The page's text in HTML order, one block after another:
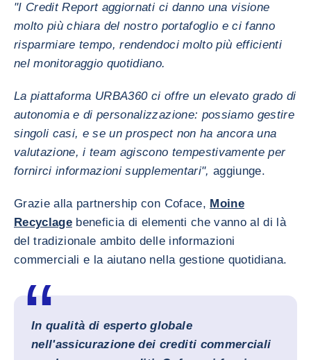
"I Credit Report aggiornati ci danno una visione
molto più chiara del nostro portafoglio e ci fanno
risparmiare tempo, rendendoci molto più efficienti
nel monitoraggio quotidiano.
La piattaforma URBA360 ci offre un elevato grado di
autonomia e di personalizzazione: possiamo gestire
singoli casi, e se un prospect non ha ancora una
valutazione, i team agiscono tempestivamente per
fornirci informazioni supplementari", aggiunge.
Grazie alla partnership con Coface, Moine
Recyclage beneficia di elementi che vanno al di là
del tradizionale ambito delle informazioni
commerciali e la aiutano nella gestione quotidiana.
In qualità di esperto globale
nell'assicurazione dei crediti commerciali